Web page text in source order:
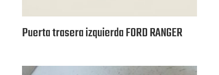
Puerta trasera izquierda FORD RANGER